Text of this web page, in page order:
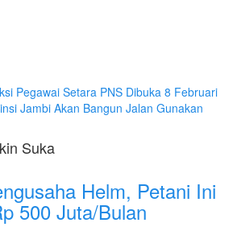
Pegawai Setara PNS Dibuka 8 Februari
Jambi Akan Bangun Jalan Gunakan
Suka
Helm, Petani Ini
500 Juta/Bulan